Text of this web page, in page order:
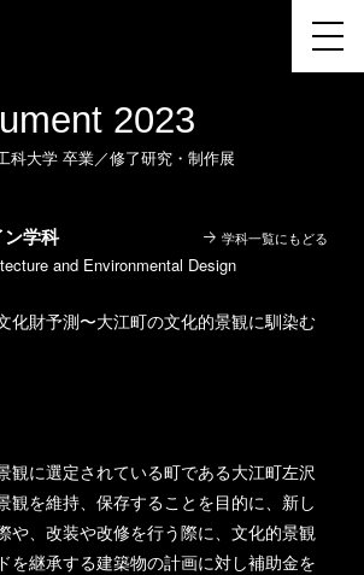
2023
科大学 卒業／修了研究・制作展
学科一覧にもどる
ン学科
and Environmental Design
化財予測〜大江町の文化的景観に馴染む
観に選定されている町である大江町左沢
観を維持、保存することを目的に、新し
や、改装や改修を行う際に、文化的景観
を継承する建築物の計画に対し補助金を